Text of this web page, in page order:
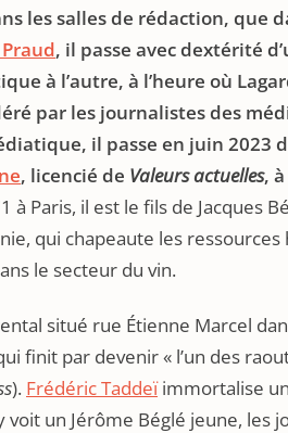
les salles de rédaction, que
, il passe avec dextérité
à l’autre, à l’heure où
par les journalistes des
il passe en juin 2023
, licencié de Valeurs actuelles,
à Paris, il est le fils de Jacques
qui chapeaute les
le secteur du vin.
situé rue Étienne Marcel
finit par devenir « l’un des
). Frédéric Taddeïimmortalise
voit un Jérôme Béglé jeune, les